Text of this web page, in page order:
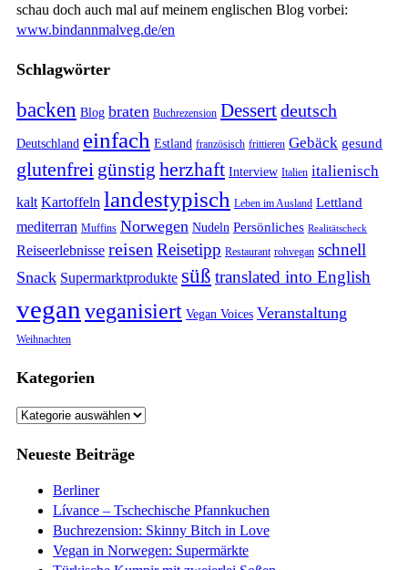
schau doch auch mal auf meinem englischen Blog vorbei:
www.bindannmalveg.de/en
Schlagwörter
backen Blog braten Buchrezension Dessertdeutsch
Deutschland einfach Estland französisch frittieren Gebäck gesund
glutenfrei günstig herzhaft Interview Italien italienisch
kalt Kartoffeln landestypisch Leben im Ausland Lettland
mediterran Muffins Norwegen Nudeln Persönliches Realitätscheck
Reiseerlebnisse reisen Reisetipp Restaurant rohvegan schnell
Snack Supermarktprodukte süß translated into English
vegan veganisiert Vegan Voices Veranstaltung
Weihnachten
Kategorien
Kategorien
Neueste Beiträge
Berliner
Lívance – Tschechische Pfannkuchen
Buchrezension: Skinny Bitch in Love
Vegan in Norwegen: Supermärkte